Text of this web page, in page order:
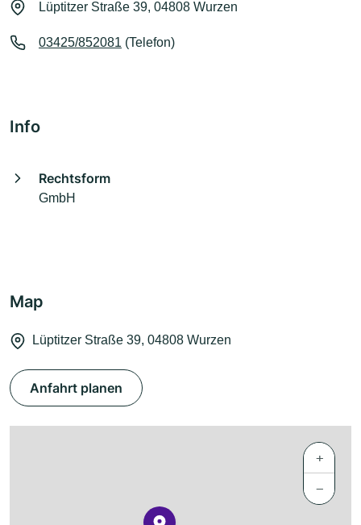
Lüptitzer Straße 39, 04808 Wurzen
03425/852081 (Telefon)
Info
Rechtsform
GmbH
Map
Lüptitzer Straße 39, 04808 Wurzen
Anfahrt planen
+
−